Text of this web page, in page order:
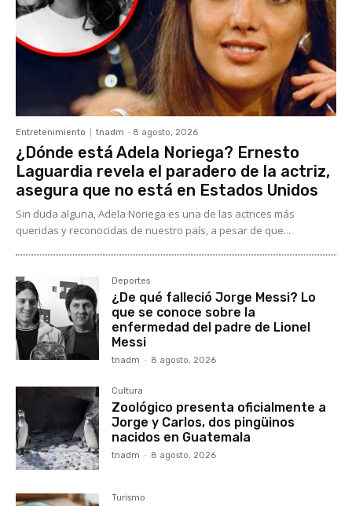
Entretenimiento tnadm - 8 agosto, 2026
¿Dónde está Adela Noriega? Ernesto
Laguardia revela el paradero de la actriz,
asegura que no está en Estados Unidos
Sin duda alguna, Adela Noriega es una de las actrices más
queridas y reconocidas de nuestro país, a pesar de que...
Deportes
¿De qué falleció Jorge Messi? Lo
que se conoce sobre la
enfermedad del padre de Lionel
Messi
tnadm - 8 agosto, 2026
Cultura
Zoológico presenta oficialmente a
Jorge y Carlos, dos pingüinos
nacidos en Guatemala
tnadm - 8 agosto, 2026
Turismo